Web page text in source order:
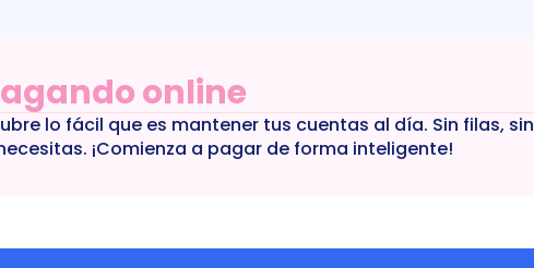
online
lo fácil que es mantener tus cuentas al día. Sin filas, sin
¡Comienza a pagar de forma inteligente!